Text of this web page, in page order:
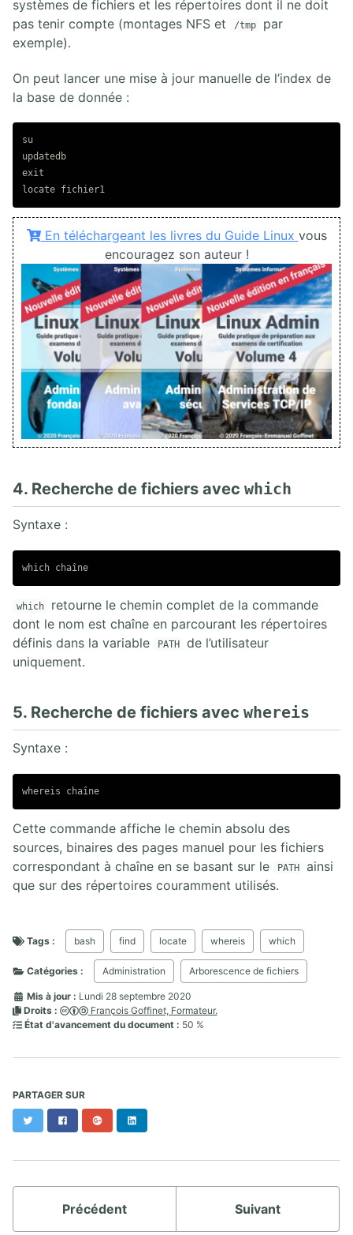
systèmes de fichiers et les répertoires dont il ne doit
pas tenir compte (montages NFS et
/tmp
par
exemple).
On peut lancer une mise à jour manuelle de l’index de
la base de donnée :
su
En téléchargeant les livres du Guide Linux vous
encouragez son auteur !
4. Recherche de fichiers avec which
Syntaxe :
which
retourne le chemin complet de la commande
dont le nom est chaîne en parcourant les répertoires
définis dans la variable
PATH
de l’utilisateur
uniquement.
5. Recherche de fichiers avec whereis
Syntaxe :
Cette commande affiche le chemin absolu des
sources, binaires des pages manuel pour les fichiers
correspondant à chaîne en se basant sur le
PATH
ainsi
que sur des répertoires couramment utilisés.
Tags : bash find locate whereis which
Catégories : Administration Arborescence de fichiers
Mis à jour : Lundi 28 septembre 2020
Droits :
François Goffinet, Formateur.
État d'avancement du document : 50 %
PARTAGER SUR
Twitter FacebookGoogle+
Précédent Suivant